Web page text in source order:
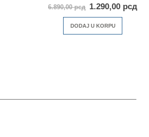
out of 5
6.890,00рсд 1.290,00 рсд
DODAJ U KORPU